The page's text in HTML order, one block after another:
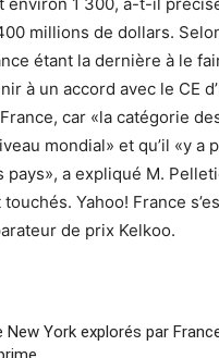
millions de dollars.
étant la dernière à le
à un accord avec le CE
car «la catégorie
mondial» et qu’il «y
pays», a expliqué M.
Yahoo! France
de prix Kelkoo.
York explorés par